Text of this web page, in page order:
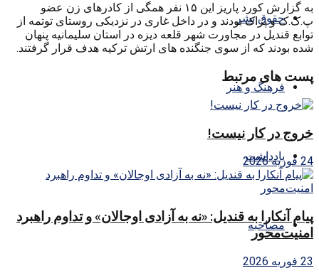
حقوق بشر
فرهنگ و هنر
یادداشت
مصاحبه
به گزارش کورد پاریز این ۱۵ نفر همگی از کادرهای زن عضو
پ.ک.ک و پژاک بودند و در داخل غاری در نزدیکی روستای توتمه از
توابع قندیل در مجاورت شهر قلعه دیزه در استان سلیمانیه پنهان
شده بودند که از سوی جنگنده های ارتش ترکیه هدف قرار گرفتند.
پست های مرتبط
خروج در کار نیست!
24 فوریه 2026
پیام آنکارا به قندیل: «نه به آزادی اوجالان» و تداوم راهبرد
امنیت‌محور
23 فوریه 2026